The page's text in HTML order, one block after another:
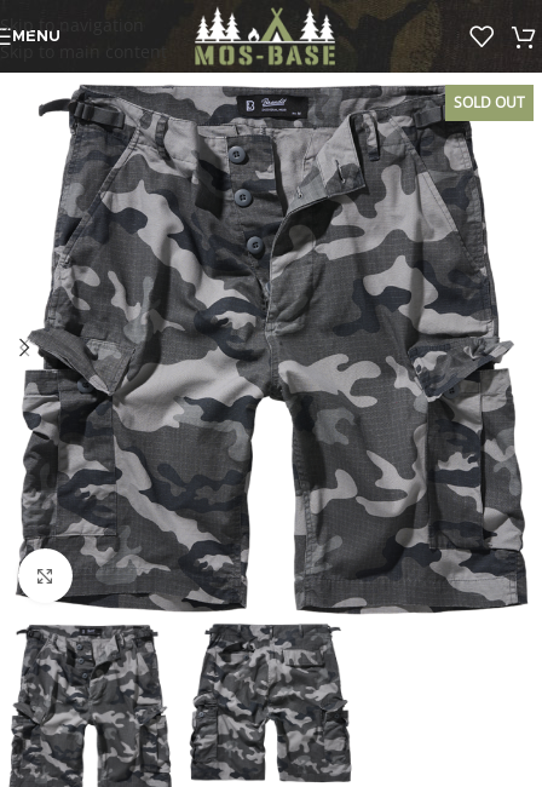
Skip to navigation
Skip to main content
MENU
SOLD OUT
Click to enlarge